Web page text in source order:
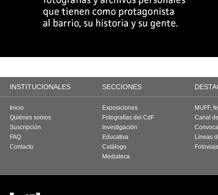
INSTITUCIONALES SECCIONES
Inicio
Quiénes somos
Suscripción
FAQ
Contacto
Exposiciones
Fotografías del CdF
Investigación
Educativa
Catálogo
Mediateca
MUFF,
Canal
Líneas